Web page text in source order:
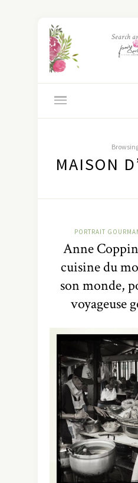
MAISON
PORTRAIT
Anne
cuisine du
son monde,
voyageuse